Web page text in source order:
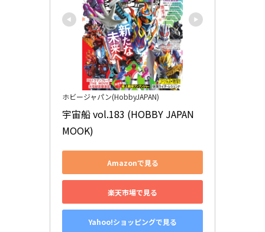
ホビージャパン(HobbyJAPAN)
宇宙船 vol.183 (HOBBY JAPAN
MOOK)
Amazonで見る
楽天市場で見る
Yahoo!ショッピングで見る